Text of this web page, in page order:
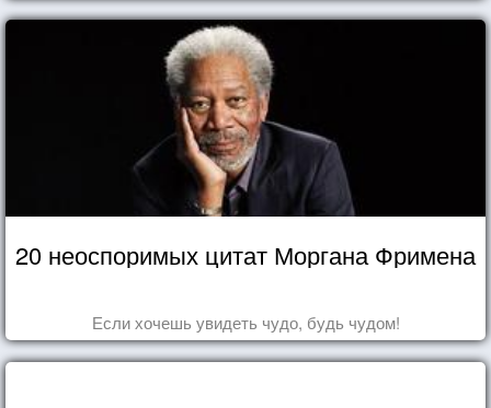
20 неоспоримых цитат Моргана Фримена
Если хочешь увидеть чудо, будь чудом!